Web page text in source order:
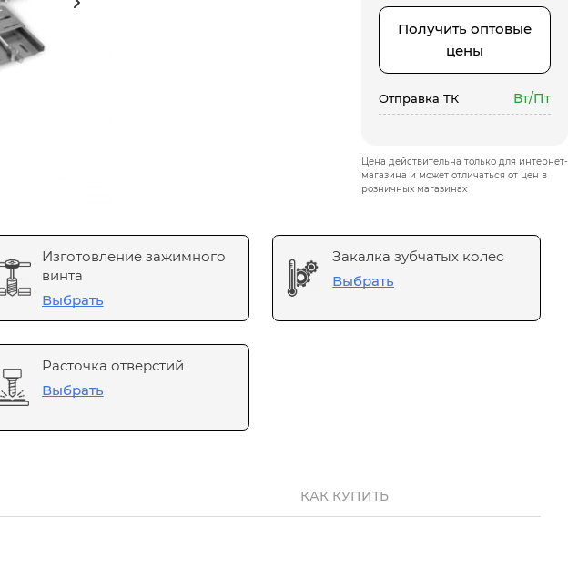
Получить оптовые
цены
Отправка ТК Вт/Пт
Цена действительна только для интернет-
магазина и может отличаться от цен в
розничных магазинах
Изготовление зажимного
винта
Выбрать
Закалка зубчатых колес
Выбрать
Расточка отверстий
Выбрать
КАК КУПИТЬ